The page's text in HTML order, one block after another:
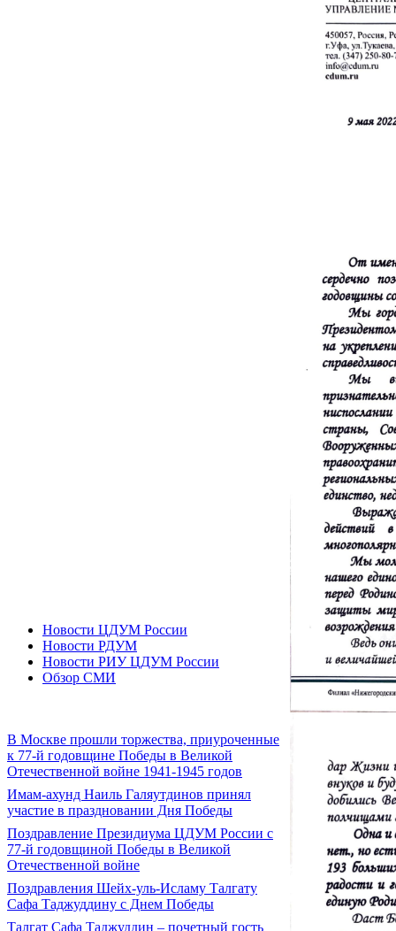
Новости ЦДУМ России
Новости РДУМ
Новости РИУ ЦДУМ России
Обзор СМИ
В Москве прошли торжества, приуроченные
к 77-й годовщине Победы в Великой
Отечественной войне 1941-1945 годов
Имам-ахунд Наиль Галяутдинов принял
участие в праздновании Дня Победы
Поздравление Президиума ЦДУМ России с
77-й годовщиной Победы в Великой
Отечественной войне
Поздравления Шейх-уль-Исламу Талгату
Сафа Таджуддину с Днем Победы
Талгат Сафа Таджуддин – почетный гость